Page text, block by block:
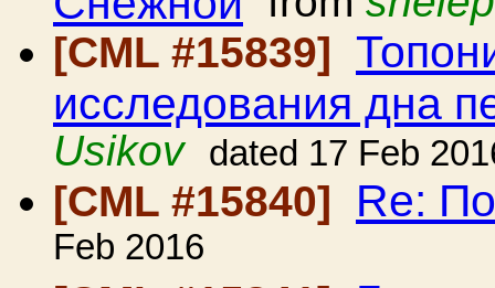
[CML #15839]
исследования дна
Usikov
dated 17 Feb
[CML #15840] Re:
Feb 2016